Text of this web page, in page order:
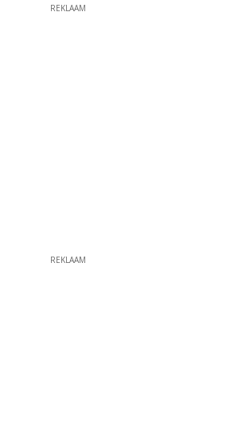
REKLAAM
REKLAAM